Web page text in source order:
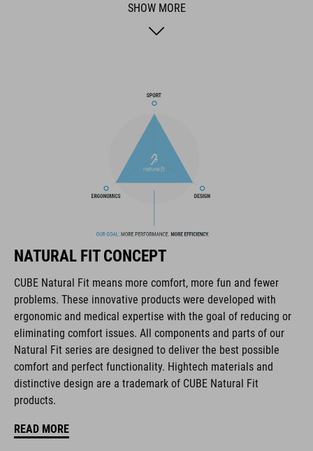
een gepersonaliseerde drukverdeling. Versterkingen rondom
hielkuip, neus en voetboog bieden extra bescherming. Een
products geared to all the latest trends. Our designers
coordinate seamlessly, combining design, technology and
usability for the perfect balance between form and function.
FEATURES
vetersluiting
ergonomische Natural Fit-leest
SHOW MORE
NATURAL FIT CONCEPT
CUBE Natural Fit means more comfort, more fun and fewer
problems. These innovative products were developed with
ergonomic and medical expertise with the goal of reducing or
eliminating comfort issues. All components and parts of our
Natural Fit series are designed to deliver the best possible
comfort and perfect functionality. Hightech materials and
distinctive design are a trademark of CUBE Natural Fit
products.
READ MORE